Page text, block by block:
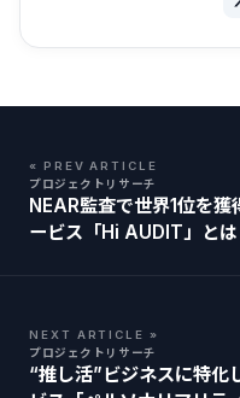
« PREV ARTICLE
プロジェクトリサーチ
NEAR監査で世界1位を
ービス「Hi AUDIT」とは
NEXT ARTICLE »
プロジェクトリサーチ
“推し活”ビジネスに特化